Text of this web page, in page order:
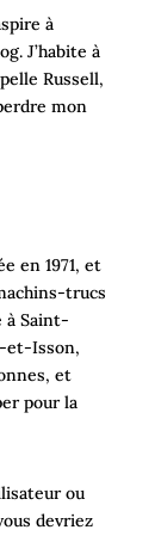
à
J’habite à
Russell,
mon
en 1971, et
trucs
à Saint-
et-Isson,
et
pour la
ou
devriez